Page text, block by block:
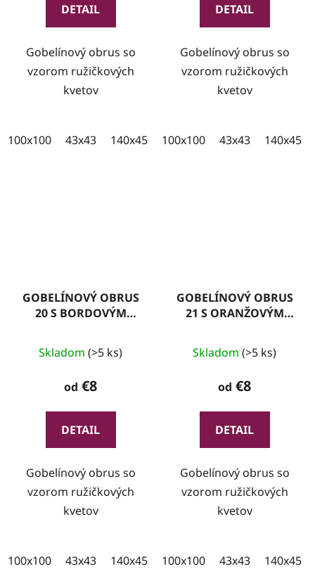
DETAIL
Gobelínový obrus so
vzorom ružičkových
kvetov
100x100 43x43 140x45 100x35
DETAIL
Gobelínový obrus so
vzorom ružičkových
kvetov
100x100 43x43 140x45
GOBELÍNOVÝ OBRUS
20 S BORDOVÝM
Skladom (>5 ks)
od €8
DETAIL
Gobelínový obrus so
vzorom ružičkových
kvetov
100x100 43x43 140x45 100x35
GOBELÍNOVÝ OBRUS
21 S ORANŽOVÝM
Skladom (>5 ks)
od €8
DETAIL
Gobelínový obrus so
vzorom ružičkových
kvetov
100x100 43x43 140x45